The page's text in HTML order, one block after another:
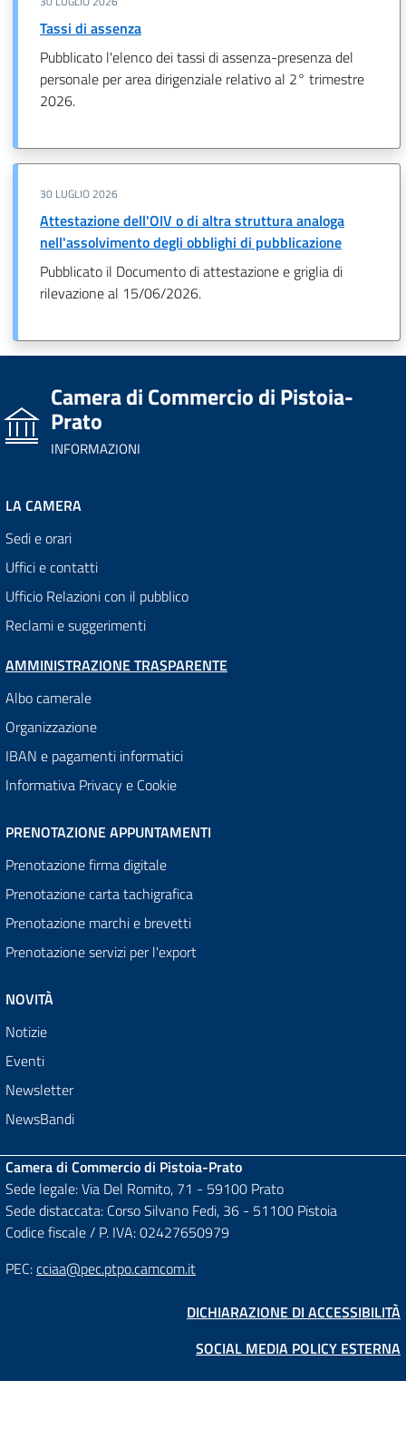
Tassi di assenza
Pubblicato l'elenco dei tassi di assenza-presenza del
personale per area dirigenziale relativo al 2° trimestre
2026.
30 LUGLIO 2026
Attestazione dell'OIV o di altra struttura analoga
nell'assolvimento degli obblighi di pubblicazione
Pubblicato il Documento di attestazione e griglia di
rilevazione al 15/06/2026.
Camera di Commercio di Pistoia-
Prato
INFORMAZIONI
LA CAMERA
Sedi e orari
Uffici e contatti
Ufficio Relazioni con il pubblico
Reclami e suggerimenti
AMMINISTRAZIONE TRASPARENTE
Albo camerale
Organizzazione
IBAN e pagamenti informatici
Informativa Privacy e Cookie
PRENOTAZIONE APPUNTAMENTI
Prenotazione firma digitale
Prenotazione carta tachigrafica
Prenotazione marchi e brevetti
Prenotazione servizi per l'export
NOVITÀ
Notizie
Eventi
Newsletter
NewsBandi
Camera di Commercio di Pistoia-Prato
Sede legale: Via Del Romito, 71 - 59100 Prato
Sede distaccata: Corso Silvano Fedi, 36 - 51100 Pistoia
Codice fiscale / P. IVA: 02427650979
PEC:cciaa@pec.ptpo.camcom.it
DICHIARAZIONE DI ACCESSIBILITÀ
SOCIAL MEDIA POLICY ESTERNA